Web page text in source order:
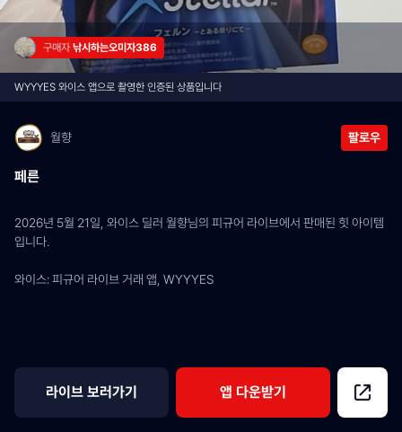
구매자 낚시하는오미자386
WYYYES 와이스 앱으로 촬영한 인증된 상품입니다
월향 팔로우
페른
2026년 5월 21일, 와이스 딜러 월향님의 피규어 라이브에서 판매된 힛 아이템
입니다.
와이스: 피규어 라이브 거래 앱, WYYYES
라이브 보러가기 앱 다운받기